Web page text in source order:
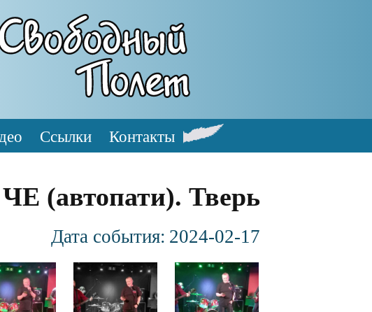
Ссылки Контакты
ЧЕ (автопати). Тверь
Дата события: 2024-02-17
Файл
изображения
Файл
изображения